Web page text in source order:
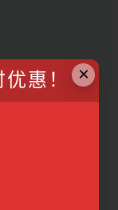
×
惠！